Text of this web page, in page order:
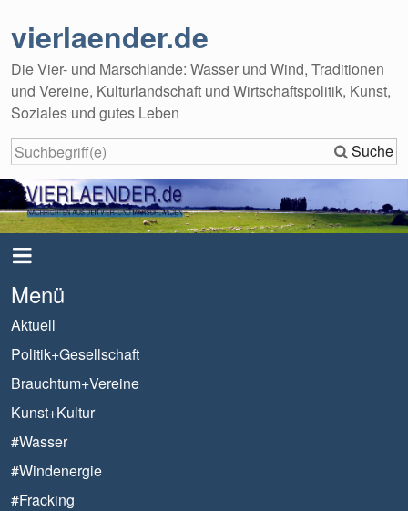
vierlaender.de
Die Vier- und Marschlande: Wasser und Wind, Traditionen
und Vereine, Kulturlandschaft und Wirtschaftspolitik, Kunst,
Soziales und gutes Leben
Suche
Menü
Aktuell
Politik+Gesellschaft
Brauchtum+Vereine
Kunst+Kultur
#Wasser
#Windenergie
#Fracking